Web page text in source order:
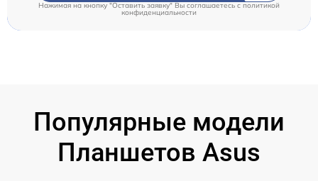
Нажимая на кнопку "Оставить заявку" Вы соглашаетесь c политикой
конфиденциальности
Популярные модели
Планшетов Asus